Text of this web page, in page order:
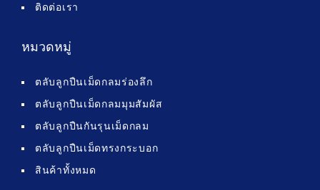
ติดต่อเรา
หมวดหมู่
ตลับลูกปืนเม็ดกลมร่องลึก
ตลับลูกปืนเม็ดกลมมุมสัมผัส
ตลับลูกปืนกันรุนเม็ดกลม
ตลับลูกปืนเม็ดทรงกระบอก
สินค้าทั้งหมด